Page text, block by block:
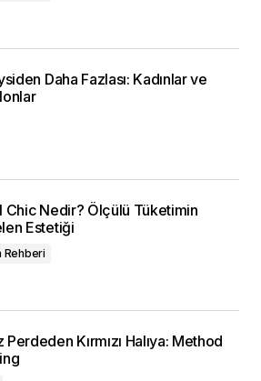
Daha Fazlası: Kadınlar ve
Chic Nedir? Ölçülü Tüketimin
Estetiği
Rehberi
Perdeden Kırmızı Halıya: Method